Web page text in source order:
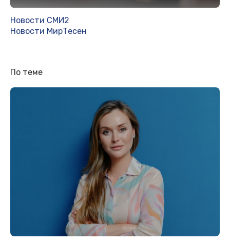
Новости СМИ2
Новости МирТесен
По теме